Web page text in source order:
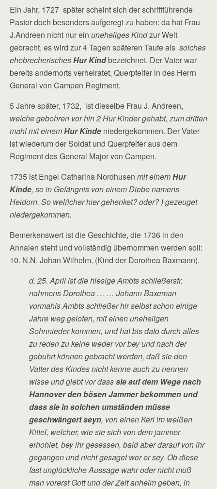
Ein Jahr, 1727 später scheint sich der schriftführende
Pastor doch besonders aufgeregt zu haben: da hat Frau
J.Andreen nicht nur ein uneheliges Kindzur Welt
gebracht, es wird zur 4 Tagen späteren Taufe als solches
ehebrecherischesHur Kindbezeichnet. Der Vater war
bereits andernorts verheiratet, Querpfeifer in des Herrn
General von Campen Regiment.
5 Jahre später, 1732, ist dieselbe Frau J. Andreen,
welche gebohren vor hin 2 Hur Kinder gehabt, zum dritten
mahl mit einemHur Kinde niedergekommen. Der Vater
ist wiederum der Soldat und Querpfeifer aus dem
Regiment des General Major von Campen.
1735 ist Engel Catharina Nordhusen mit einemHur
Kinde, so in Gefängnis von einem Diebe namens
Heidorn. So wel(lcher hier gehenket? oder? ) gezeuget
niedergekommen.
Bemerkenswert ist die Geschichte, die 1736 in den
Annalen steht und vollständig übernommen werden soll:
10. N.N. Johan Wilhelm, (Kind der Dorothea Baxmann).
d. 25. April ist die hiesige Ambts schließersfr.
nahmens Dorothea … … Johann Baxeman
vormahls Ambts schließer hir selbst schon einige
Jahre weg gelofen, mit einen uneheligen
Sohnnieder kommen, und hat bis dato durch alles
zu reden zu keine weder vor bey und nach der
gebuhrt können gebracht werden, daß sie den
Vatter des Kindes nicht kenne auch zu nennen
wisse und giebt vor dasssie auf dem Wege nach
Hannover den bösen Jammer bekommen und
dass sie in solchen umständen müsse
geschwängert seyn, von einen Kerl im weißen
Kittel, welcher, wie sie sich von dem jammer
erhohlet, bey ihr gesessen, bald aber darauf von ihr
gegangen und nicht gesaget wer er sey. Ob diese
fast unglückliche Aussage wahr oder nicht muß
man vorerst Gott und der Zeit anheim geben, in